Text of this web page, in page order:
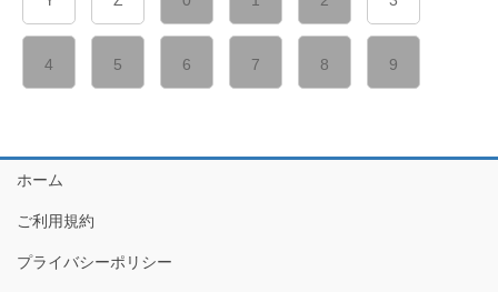
4 5 6 7 8 9
ホーム
ご利用規約
プライバシーポリシー